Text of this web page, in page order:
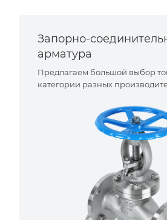
Запорно-
арматура
Предлагаем большой выбор
категории разных